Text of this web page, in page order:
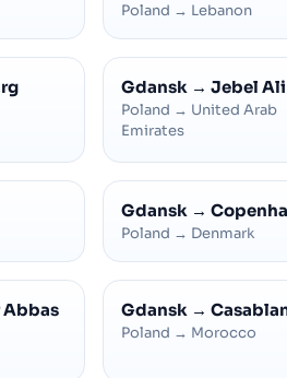
Poland → Lebanon
Gdansk → Jebel Ali
Poland → United Arab
Emirates
Gdansk →
Poland → Denmark
Abbas Gdansk →
Poland → Morocco